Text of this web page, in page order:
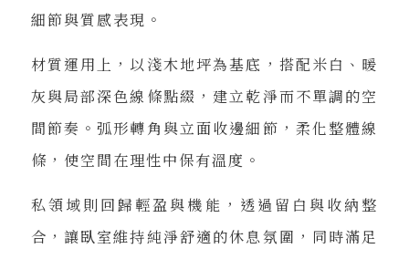
細節與質感表現。
材質運用上，以淺木地坪為基底，搭配米白、暖
灰與局部深色線條點綴，建立乾淨而不單調的空
間節奏。弧形轉角與立面收邊細節，柔化整體線
條，使空間在理性中保有溫度。
私領域則回歸輕盈與機能，透過留白與收納整
合，讓臥室維持純淨舒適的休息氛圍，同時滿足